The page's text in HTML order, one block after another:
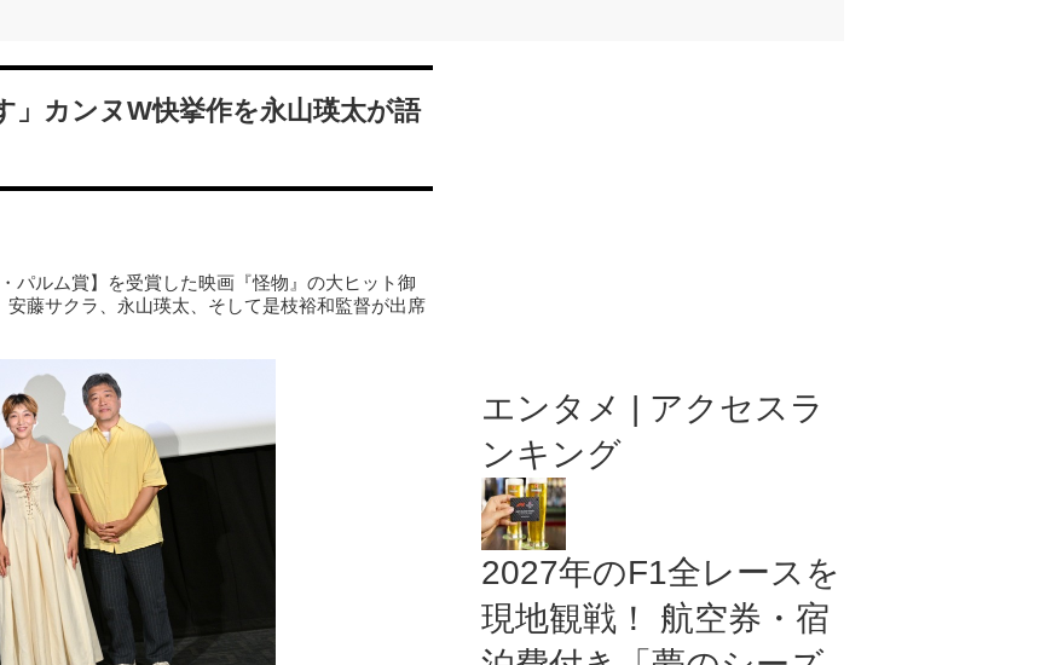
」カンヌW快挙作を永山瑛太が語
パルム賞】を受賞した映画『怪物』の大ヒット御
藤サクラ、永山瑛太、そして是枝裕和監督が出席
エンタメ | アクセスラ
ンキング
2027年のF1全レースを
現地観戦！ 航空券・宿